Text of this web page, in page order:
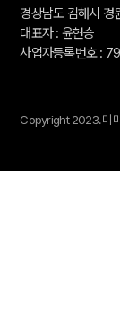
경상남도 김해시
대표자 : 윤현승
사업자등록번호 :
Copyright 2023.미